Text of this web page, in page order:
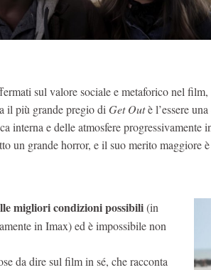
sul valore sociale e metaforico nel
il più grande pregio di Get Outè l’essere
interna e delle atmosfere progressivamente
un grande horror, e il suo merito maggiore
migliori condizioni possibili(in
in Imax) ed è impossibile non
da dire sul film in sé, che racconta